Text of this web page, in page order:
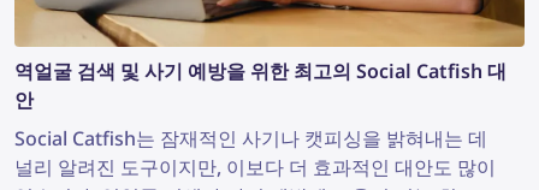
역얼굴 검색 및 사기 예방을 위한 최고의 Social Catfish 대
안
Social Catfish는 잠재적인 사기나 캣피싱을 밝혀내는 데
널리 알려진 도구이지만, 이보다 더 효과적인 대안도 많이